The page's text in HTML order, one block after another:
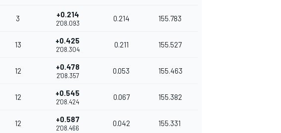
3 +0.214
2'08.093
0.214 155.783
13 +0.425
2'08.304
0.211 155.527
12 +0.478
2'08.357
0.053 155.463
12 +0.545
2'08.424
0.067 155.382
12 +0.587
2'08.466
0.042 155.331